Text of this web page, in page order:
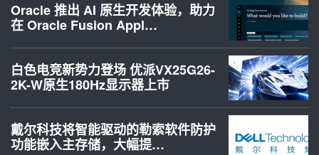
Oracle 推出 AI 原生开发体验，助力
在 Oracle Fusion Appl…
白色电竞新势力登场 优派VX25G26-
2K-W原生180Hz显示器上市
戴尔科技将智能驱动的勒索软件防护
功能嵌入主存储，大幅提…